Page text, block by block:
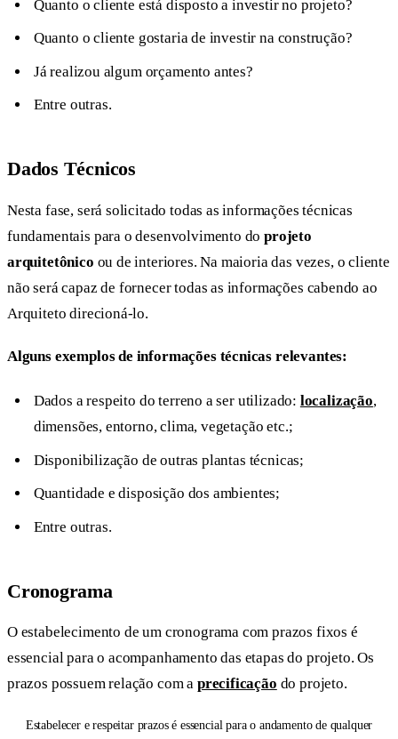
Quanto o cliente está disposto a investir no projeto?
Quanto o cliente gostaria de investir na construção?
Já realizou algum orçamento antes?
Entre outras.
Dados Técnicos
Nesta fase, será solicitado todas as informações técnicas
fundamentais para o desenvolvimento doprojeto
arquitetônico ou de interiores. Na maioria das vezes, o cliente
não será capaz de fornecer todas as informações cabendo ao
Arquiteto direcioná-lo.
Alguns exemplos de informações técnicas relevantes:
Dados a respeito do terreno a ser utilizado: localização,
dimensões, entorno, clima, vegetação etc.;
Disponibilização de outras plantas técnicas;
Quantidade e disposição dos ambientes;
Entre outras.
Cronograma
O estabelecimento de um cronograma com prazos fixos é
essencial para o acompanhamento das etapas do projeto. Os
prazos possuem relação com a precificação do projeto.
Estabelecer e respeitar prazos é essencial para o andamento de qualquer